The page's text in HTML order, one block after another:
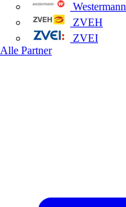
Westermann
ZVEH
ZVEI
Alle Partner